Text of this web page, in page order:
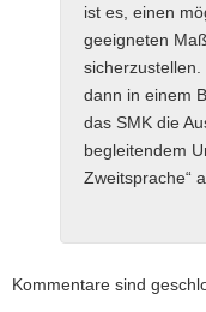
ist es, einen
geeigneten
dann in einem
das SMK die
begleitendem
Zweitsprache“
Kommentare sind